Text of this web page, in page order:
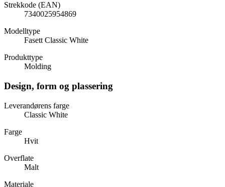
Strekkode (EAN)
7340025954869
Modelltype
Fasett Classic White
Produkttype
Molding
Design, form og plassering
Leverandørens farge
Classic White
Farge
Hvit
Overflate
Malt
Materiale